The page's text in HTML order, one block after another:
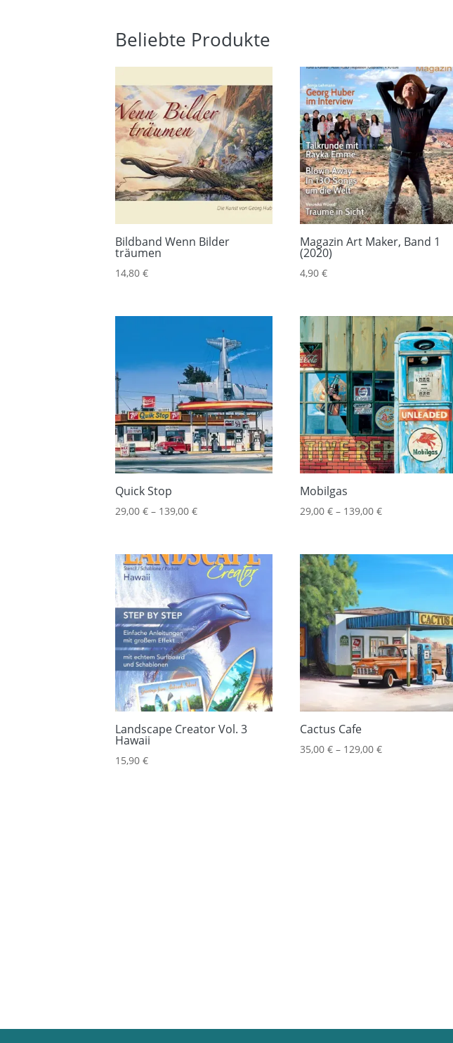
Beliebte Produkte
Bildband Wenn Bilder
träumen
14,80 €
Magazin Art Maker, Band 1
(2020)
4,90 €
Quick Stop
29,00 € – 139,00 €
Mobilgas
29,00 €– 139,00 €
Landscape Creator Vol. 3
Hawaii
15,90 €
Cactus Cafe
35,00 €– 129,00 €